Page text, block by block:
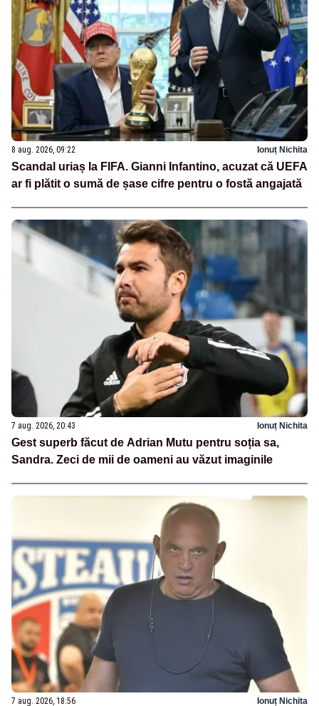
8 aug. 2026, 09:22 Ionuț Nichita
Scandal uriaș la FIFA. Gianni Infantino, acuzat că UEFA
ar fi plătit o sumă de șase cifre pentru o fostă angajată
7 aug. 2026, 20:43 Ionuț Nichita
Gest superb făcut de Adrian Mutu pentru soția sa,
Sandra. Zeci de mii de oameni au văzut imaginile
7 aug. 2026, 18:56 Ionuț Nichita